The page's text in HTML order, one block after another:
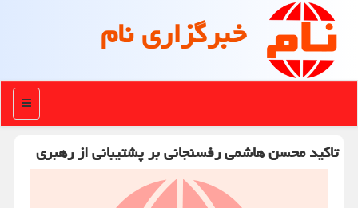
خبرگزاری نام
منو
تاكید محسن هاشمی رفسنجانی بر پشتیبانی از رهبری